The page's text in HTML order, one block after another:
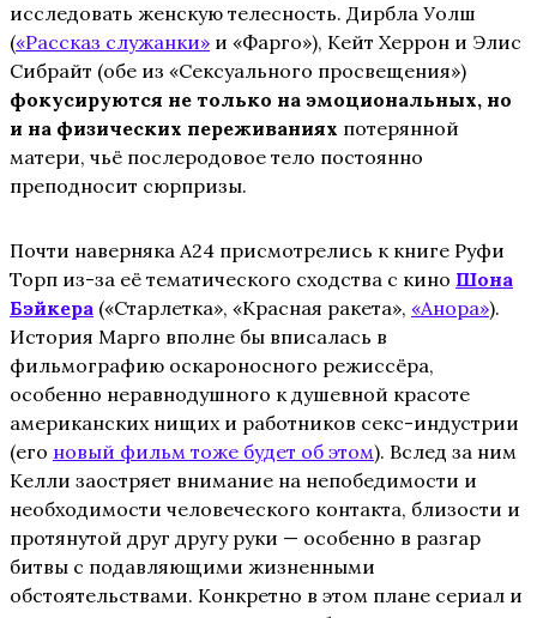
исследовать женскую телесность. Дирбла Уолш
(«Рассказ служанки» и «Фарго»), Кейт Херрон и Элис
Сибрайт (обе из «Сексуального просвещения»)
фокусируются не только на эмоциональных, но
и на физических переживаниях потерянной
матери, чьё послеродовое тело постоянно
преподносит сюрпризы.
Почти наверняка A24 присмотрелись к книге Руфи
Торп из-за её тематического сходства с кино Шона
Бэйкера («Старлетка», «Красная ракета», «Анора»).
История Марго вполне бы вписалась в
фильмографию оскароносного режиссёра,
особенно неравнодушного к душевной красоте
американских нищих и работников секс-индустрии
(его новый фильм тоже будет об этом). Вслед за ним
Келли заостряет внимание на непобедимости и
необходимости человеческого контакта, близости и
протянутой друг другу руки — особенно в разгар
битвы с подавляющими жизненными
обстоятельствами. Конкретно в этом плане сериал и